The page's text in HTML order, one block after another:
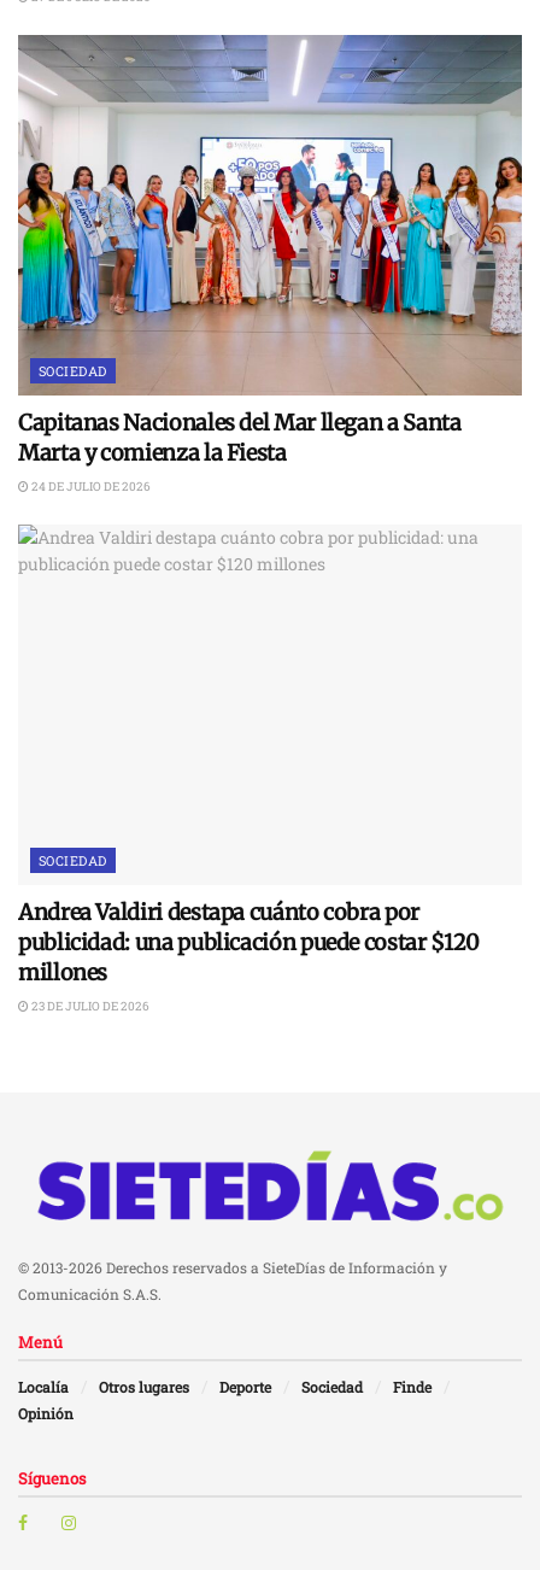
SOCIEDAD
Capitanas Nacionales del Mar llegan a Santa
Marta y comienza la Fiesta
24 DE JULIO DE 2026
SOCIEDAD
Andrea Valdiri destapa cuánto cobra por
publicidad: una publicación puede costar $120
millones
23 DE JULIO DE 2026
© 2013-2026 Derechos reservados a SieteDías de Información y
Comunicación S.A.S.
Menú
Localía Otros lugares Deporte Sociedad
Finde
Opinión
Síguenos